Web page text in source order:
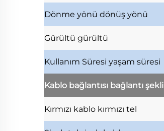
Dönme yönü dönüş yönü
Gürültü gürültü
Kullanım Süresi yaşam süresi
Kablo bağlantısı bağlantı şekli
Kırmızı kablo kırmızı tel